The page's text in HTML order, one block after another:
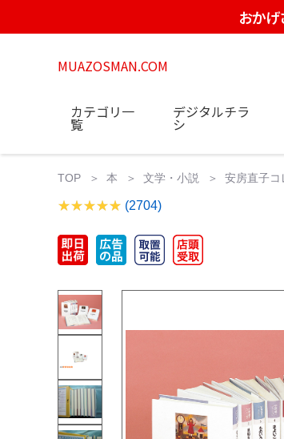
おか
MUAZOSMAN.COM
カテゴリ一
覧
デジタルチラ
シ
TOP 本 文学・小説 安房直子
(2704)